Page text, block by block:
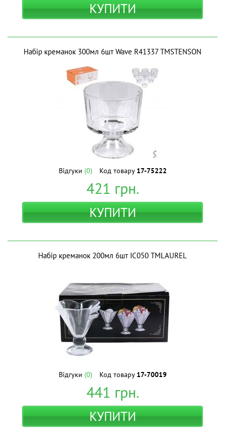
КУПИТИ
Набір креманок 300мл 6шт Wave R41337 ТМSTENSON
Відгуки (0) Код товару 17-75222
421 грн.
КУПИТИ
Набір креманок 200мл 6шт IC050 ТМLAUREL
Відгуки (0) Код товару 17-70019
441 грн.
КУПИТИ